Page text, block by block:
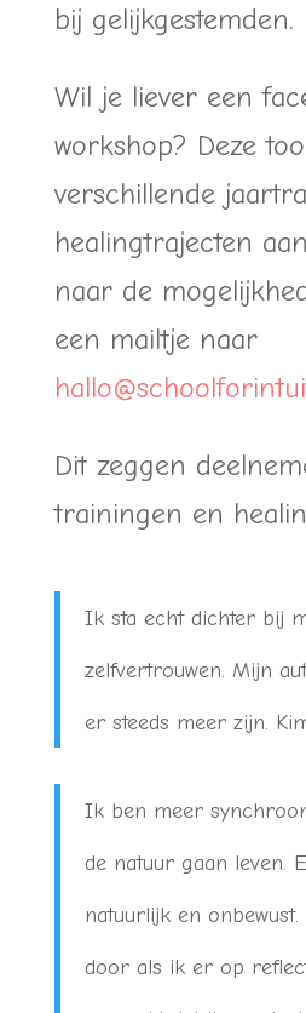
bij gelijkgestemden.
Wil je liever een
workshop? Deze
verschillende
healingtrajecten
naar de
een mailtje naar
Dit zeggen
trainingen en
Ik sta echt dichter bij
zelfvertrouwen. Mijn
er steeds meer zijn.
Ik ben meer
de natuur gaan leven.
natuurlijk en
door als ik er op